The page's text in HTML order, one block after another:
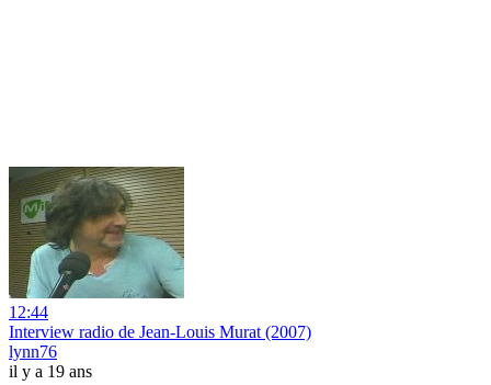
12:44
Interview radio de Jean-Louis Murat (2007)
lynn76
il y a 19 ans